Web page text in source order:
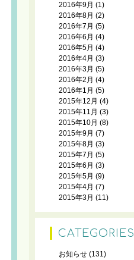
2016年9月 (1)
2016年8月 (2)
2016年7月 (5)
2016年6月 (4)
2016年5月 (4)
2016年4月 (3)
2016年3月 (5)
2016年2月 (4)
2016年1月 (5)
2015年12月 (4)
2015年11月 (3)
2015年10月 (8)
2015年9月 (7)
2015年8月 (3)
2015年7月 (5)
2015年6月 (3)
2015年5月 (9)
2015年4月 (7)
2015年3月 (11)
CATEGORIES
お知らせ (131)